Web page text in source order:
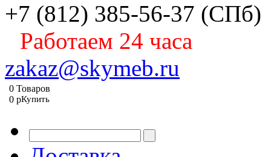
+7 (812) 385-56-37 (СПб)
Работаем 24 часа
zakaz@skymeb.ru
0 Товаров
0 pКупить